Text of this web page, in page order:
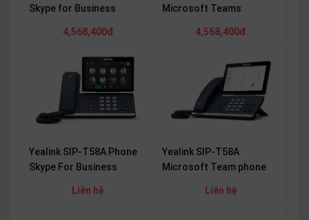
Skype for Business
4,568,400đ
Microsoft Teams
4,568,400đ
Yealink SIP-T58A Phone
Skype For Business
Liên hệ
Yealink SIP-T58A
Microsoft Team phone
Liên hệ